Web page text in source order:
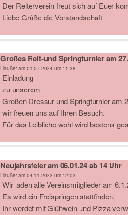
Der Reiterverein freut sich auf Euer
Liebe Grüße die Vorstandschaft
Großes Reit-und Springturnier am
Haußer am 01.07.2024 um 11:38
Einladung
zu unserem
Großen Dressur und Springturnier am
wir freuen uns auf Ihren Besuch.
Für das Leibliche wohl wird bestens
Neujahrsfeier am 06.01.24 ab 14 Uhr
Haußer am 04.11.2023 um 12:03
Wir laden alle Vereinsmitglieder am
Es wird ein Freispringen stattfinden.
Ihr werdet mit Glühwein und Pizza